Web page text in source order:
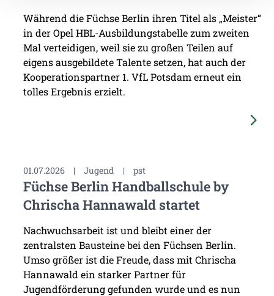
Während die Füchse Berlin ihren Titel als „Meister“
in der Opel HBL-Ausbildungstabelle zum zweiten
Mal verteidigen, weil sie zu großen Teilen auf
eigens ausgebildete Talente setzen, hat auch der
Kooperationspartner 1. VfL Potsdam erneut ein
tolles Ergebnis erzielt.
01.07.2026 | Jugend | pst
Füchse Berlin Handballschule by
Chrischa Hannawald startet
Nachwuchsarbeit ist und bleibt einer der
zentralsten Bausteine bei den Füchsen Berlin.
Umso größer ist die Freude, dass mit Chrischa
Hannawald ein starker Partner für
Jugendförderung gefunden wurde und es nun